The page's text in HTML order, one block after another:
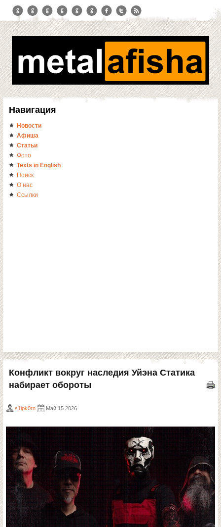
Навигация
Новости
Афиша
Статьи
Фото
Texts in English
Поиск
О нас
Ссылки
Конфликт вокруг наследия Уйэна Статика
набирает обороты
s1ipk0rn Май 15 2026